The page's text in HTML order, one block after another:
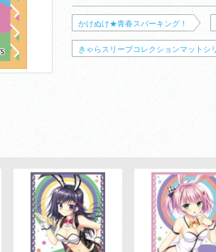
かけぬけ★青春スパーキング！
きゃらスリーブコレクションマットシ